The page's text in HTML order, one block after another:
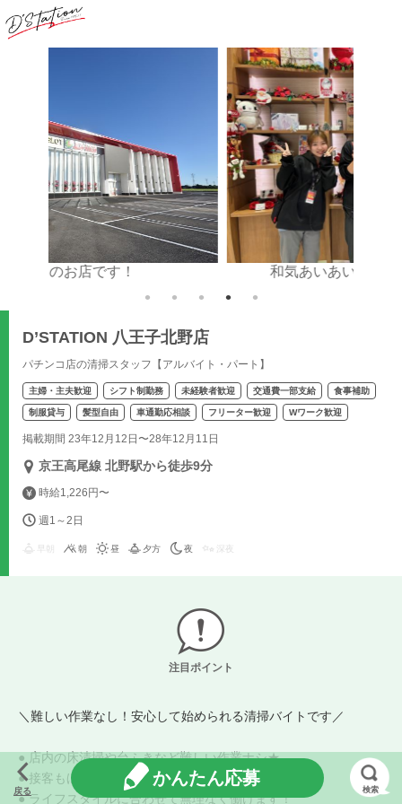
和気あいあいとした職場です☆
D’STATION 八王子北野店
パチンコ店の清掃スタッフ【アルバイト・パート】
主婦・主夫歓迎 シフト制勤務 未経験者歓迎 交通費一部支給 食事補助
制服貸与 髪型自由 車通勤応相談 フリーター歓迎 Wワーク歓迎
掲載期間 23年12月12日〜28年12月11日
京王高尾線 北野駅から徒歩9分
時給1,226円〜
週1～2日
朝 昼 夕方 夜 深夜
注目ポイント
＼難しい作業なし！安心して始められる清掃バイトです／
● 店内の床清掃や台ふきなど難しい作業ナシ★
● 接客もほとんどないので、モクモクと作業できます♪
● ライフスタイルに合わせて無理なく働けます！
戻る
かんたん応募
検索